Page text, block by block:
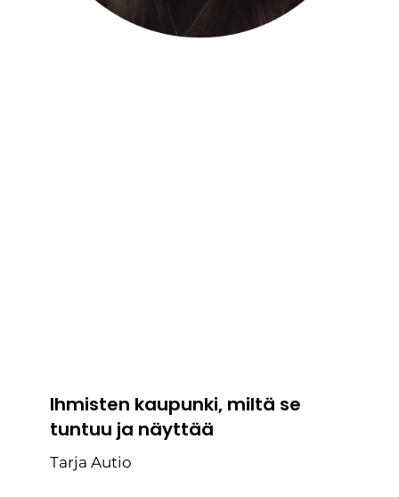
Ihmisten kaupunki, miltä se
tuntuu ja näyttää
Tarja Autio